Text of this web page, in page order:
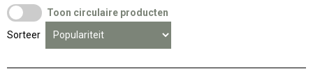
Toon circulaire producten
Sorteer